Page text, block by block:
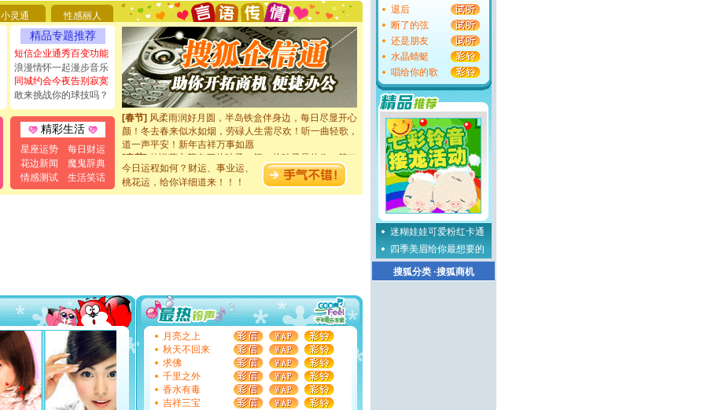
小灵通 性感丽人
精品专题推荐
短信企业通秀百变功能
浪漫情怀一起漫步音乐
同城约会今夜告别寂寞
敢来挑战你的球技吗？
精彩生活
星座运势
每日财运
花边新闻
魔鬼辞典
情感测试
生活笑话
断电。爱你是我职业，想你是我事业，抱你是我特长，吻
你是我专业！水晶之恋祝你新年快乐
[元旦]如果上天让我许三个愿望，一是今生今世和你在一
起；二是再生再世和你在一起；三是三生三世和你不再分
离。水晶之恋祝你新年快乐
[元旦]当我狠下心扭头离去那一刻，你在我身后无助地哭
泣，这痛楚让我明白我多么爱你。我转身抱住你：这猪不
卖了。水晶之恋祝你新年快乐。
[春节]风柔雨润好月圆，半岛铁盒伴身边，每日尽显开心
颜！冬去春来似水如烟，劳碌人生需尽欢！听一曲轻歌，
道一声平安！新年吉祥万事如愿
[春节]
传说薰衣草有四片叶子：第一片叶子是信仰，第二
片叶子是希望，第三片叶子是爱情，第四片叶子是幸运。
送你一棵薰衣草，愿你新年快乐！
[圣诞节]
圣诞节到了，想想没什么送给你的，又不打算给
[元旦]看到你我会触电；看不到你我要充电；没有你我会
断电。爱你是我职业，想你是我事业，抱你是我特长，吻
你是我专业！水晶之恋祝你新年快乐
[元旦]
如果上天让我许三个愿望，一是今生今世和你在一
起；二是再生再世和你在一起；三是三生三世和你不再分
离。水晶之恋祝你新年快乐
[元旦]
当我狠下心扭头离去那一刻，你在我身后无助地哭
泣，这痛楚让我明白我多么爱你。我转身抱住你：这猪不
卖了。水晶之恋祝你新年快乐。
今日运程如何？财运、事业运、
桃花运，给你详细道来！！！
月亮之上
秋天不回来
求佛
千里之外
香水有毒
吉祥三宝
退后
断了的弦
还是朋友
水晶蜻蜓
唱给你的歌
迷糊娃娃可爱粉红卡通
四季美眉给你最想要的
搜狐分类·搜狐商机